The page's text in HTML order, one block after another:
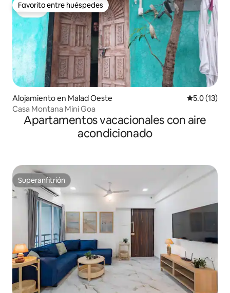
Favorito entre huéspedes
Favorito entre huéspedes
Alojamiento en Malad Oeste Calificación
5.0 (13)
Casa Montana Mini Goa
Apartamentos vacacionales con aire
acondicionado
Superanfitrión
Superanfitrión